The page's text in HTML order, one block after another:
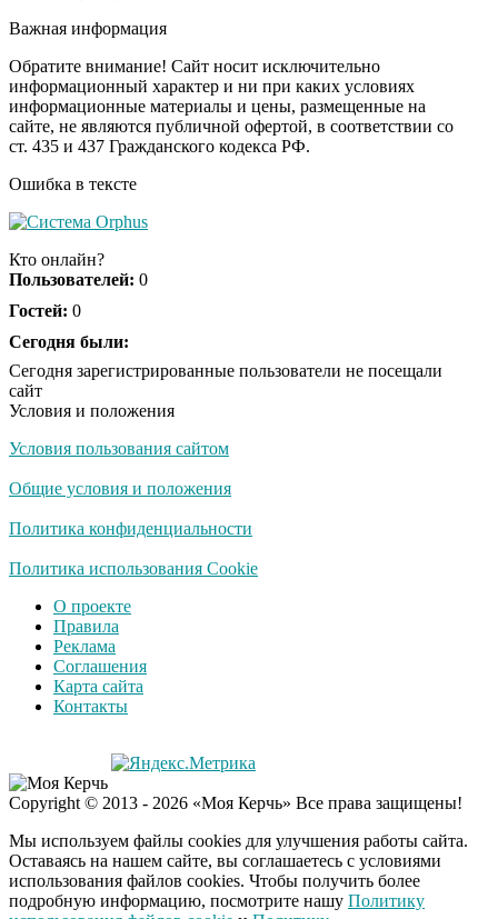
Пересмотрела 10 раз
i
Ролик длится пару
секунд, но вы будете в
шоке от увиденного
Ролик из Омска: вы
Ржу не переставая, это
не раз
Скрытая камера на
люди вытворяют, когда
Ролик длится
смеяться вы будете
Королева вагона
отожгла! Видео не
оставит равнодушным
Борисовой душил ее
из-за макарон
Важная информация
Обратите внимание! Сайт носит исключительно
информационный характер и ни при каких условиях
информационные материалы и цены, размещенные на
сайте, не являются публичной офертой, в соответствии со
ст. 435 и 437 Гражданского кодекса РФ.
Ошибка в тексте
Кто онлайн?
Пользователей: 0
Гостей: 0
Сегодня были:
Сегодня зарегистрированные пользователи не посещали
сайт
Условия и положения
Условия пользования сайтом
Общие условия и положения
Политика конфиденциальности
Политика использования Cookie
О проекте
Правила
Реклама
Соглашения
Карта сайта
Контакты
Copyright © 2013 - 2026 «Моя Керчь» Все права защищены!
Мы используем файлы cookies для улучшения работы сайта.
Оставаясь на нашем сайте, вы соглашаетесь с условиями
использования файлов cookies. Чтобы получить более
подробную информацию, посмотрите нашу Политику